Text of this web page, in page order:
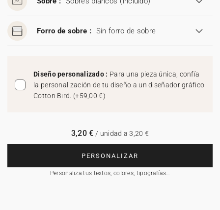
Forro de sobre : Sin forro de sobre
Diseño personalizado : Para una pieza única, confía
la personalización de tu diseño a un diseñador gráfico
Cotton Bird. (+59,00 €)
PERSONALIZAR
Personaliza tus textos, colores, tipografías…
3,20 € / unidad a 3,20 €